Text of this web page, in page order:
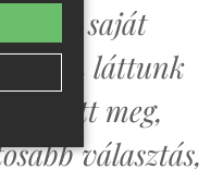
Mi, a saját
nem láttunk
győzött meg,
választás,